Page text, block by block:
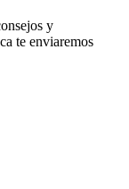
y
te enviaremos